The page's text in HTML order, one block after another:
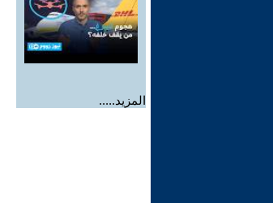
المزيد.....